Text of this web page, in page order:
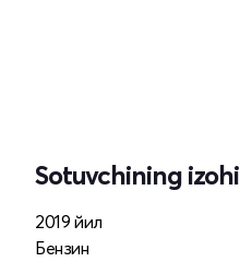
Sotuvchining izohi
2019 йил
Бензин